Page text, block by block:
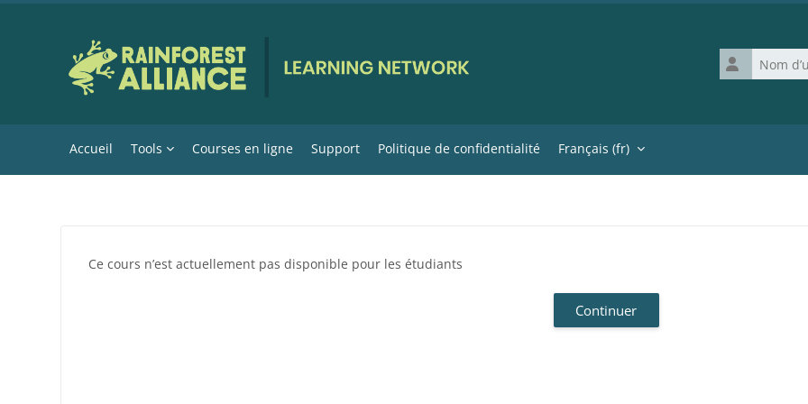
Nom
Accueil Tools Courses en ligne Support Politique de confidentialité Français ‎(fr)‎
Ce cours n’est actuellement pas disponible pour les étudiants
Continuer